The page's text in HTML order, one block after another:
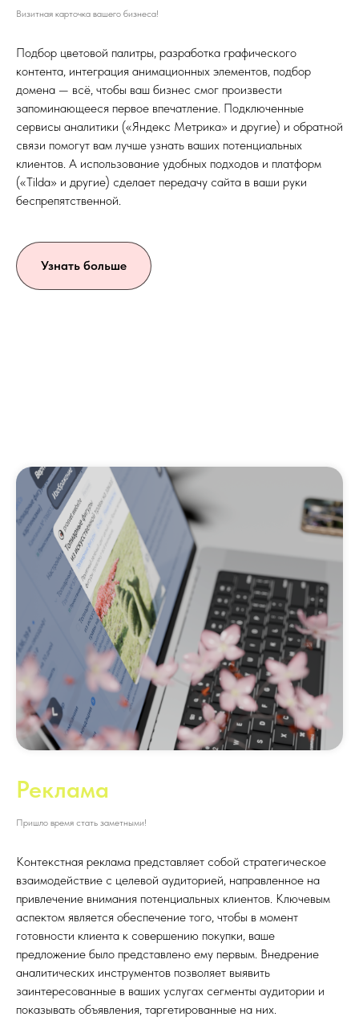
Визитная карточка вашего бизнеса!
Подбор цветовой палитры, разработка графического
контента, интеграция анимационных элементов, подбор
домена — всё, чтобы ваш бизнес смог произвести
запоминающееся первое впечатление. Подключенные
сервисы аналитики («Яндекс Метрика» и другие) и обратной
связи помогут вам лучше узнать ваших потенциальных
клиентов. А использование удобных подходов и платформ
(«Tilda» и другие) сделает передачу сайта в ваши руки
беспрепятственной.
Узнать больше
Реклама
Пришло время стать заметными!
Контекстная реклама представляет собой стратегическое
взаимодействие с целевой аудиторией, направленное на
привлечение внимания потенциальных клиентов. Ключевым
аспектом является обеспечение того, чтобы в момент
готовности клиента к совершению покупки, ваше
предложение было представлено ему первым. Внедрение
аналитических инструментов позволяет выявить
заинтересованные в ваших услугах сегменты аудитории и
показывать объявления, таргетированные на них.